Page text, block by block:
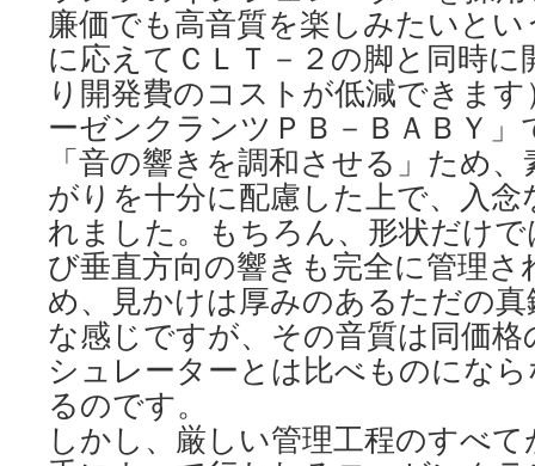
廉価でも高音質を楽しみたいと
に応えてＣＬＴ－２の脚と同時に
り開発費のコストが低減できま
ーゼンクランツＰＢ－ＢＡＢＹ
「音の響きを調和させる」ため
がりを十分に配慮した上で、入
れました。もちろん、形状だけ
び垂直方向の響きも完全に管理
め、見かけは厚みのあるただの
な感じですが、その音質は同価
シュレーターとは比べものにな
るのです。
しかし、厳しい管理工程のすべ